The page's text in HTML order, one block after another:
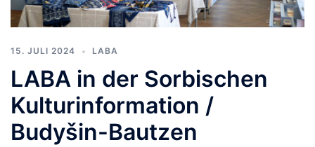
15. JULI 2024 LABA
LABA in der Sorbischen
Kulturinformation /
Budyšin-Bautzen